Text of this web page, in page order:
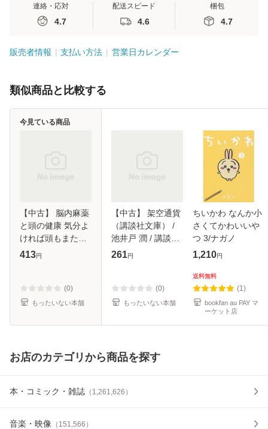
連絡・応対
4.7
配送スピード
4.6
梱包
4.7
販売者情報 支払い方法 営業日カレンダー
類似商品と比較する
【中古】 脳内麻薬
と頭の健康 気分よ
ければ頭もまたよ
し （ブルーバック
ール便送料無料】
413円
(0)
もったいない本舗
今見ている商品
【中古】 架空通貨
（講談社文庫） /
池井戸 潤 / 講談社
[文庫]【メール便送
261円
(0)
もったいない本舗
ちいかわ なんか小
さくてかわいいや
つ 3/ナガノ
1,210円
送料無料
(1)
bookfan au PAY マ
ーケット店
お店のカテゴリから商品を探す
本・コミック・雑誌 （ 1,261,626 ）
音楽・映像 （ 151,566 ）